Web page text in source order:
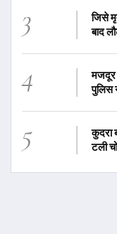
3
जिसे
बाद
4
मजदूर
पुलिस
5
कुदरा
टली